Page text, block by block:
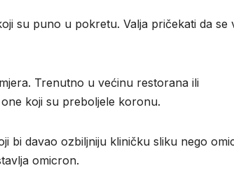
su puno u pokretu. Valja pričekati da se
Trenutno u većinu restorana ili
koji su preboljele koronu.
bi davao ozbiljniju kliničku sliku nego
omicron.